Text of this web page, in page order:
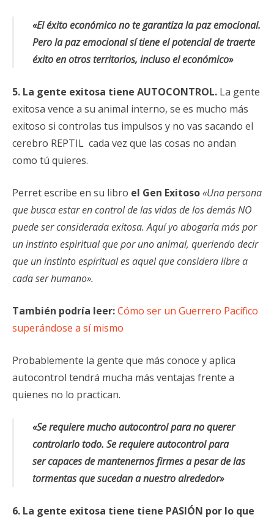
«El éxito económico no te garantiza la paz emocional.
Pero la paz emocional sí tiene el potencial de traerte
éxito en otros territorios, incluso el económico»
5. La gente exitosa tiene AUTOCONTROL. La gente
exitosa vence a su animal interno, se es mucho más
exitoso si controlas tus impulsos y no vas sacando el
cerebro REPTIL cada vez que las cosas no andan
como tú quieres.
Perret escribe en su libro el Gen Exitoso«Una persona
que busca estar en control de las vidas de los demás NO
puede ser considerada exitosa. Aquí yo abogaría más por
un instinto espiritual que por uno animal, queriendo decir
que un instinto espiritual es aquel que considera libre a
cada ser humano».
También podría leer:Cómo ser un Guerrero Pacífico
superándose a sí mismo
Probablemente la gente que más conoce y aplica
autocontrol tendrá mucha más ventajas frente a
quienes no lo practican.
«Se requiere mucho autocontrol para no querer
controlarlo todo. Se requiere autocontrol para
sercapaces de mantenernos firmes a pesar de las
tormentas que sucedan a nuestro alrededor»
6. La gente exitosa tiene tiene PASIÓN por lo que